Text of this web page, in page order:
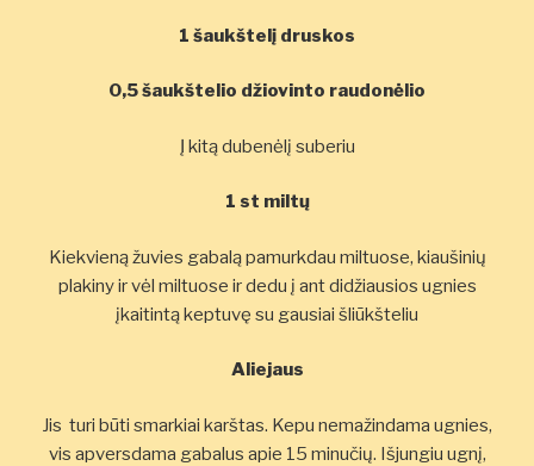
1 šaukštelį druskos
0,5 šaukštelio džiovinto raudonėlio
Į kitą dubenėlį suberiu
1 st miltų
Kiekvieną žuvies gabalą pamurkdau miltuose, kiaušinių
plakiny ir vėl miltuose ir dedu į ant didžiausios ugnies
įkaitintą keptuvę su gausiai šliūkšteliu
Aliejaus
Jis turi būti smarkiai karštas. Kepu nemažindama ugnies,
vis apversdama gabalus apie 15 minučių. Išjungiu ugnį,